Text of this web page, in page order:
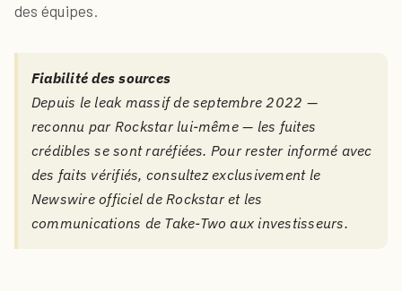
des équipes.
Fiabilité des sources
Depuis le leak massif de septembre 2022 —
reconnu par Rockstar lui-même — les fuites
crédibles se sont raréfiées. Pour rester informé avec
des faits vérifiés, consultez exclusivement le
Newswire officiel de Rockstar et les
communications de Take-Two aux investisseurs.